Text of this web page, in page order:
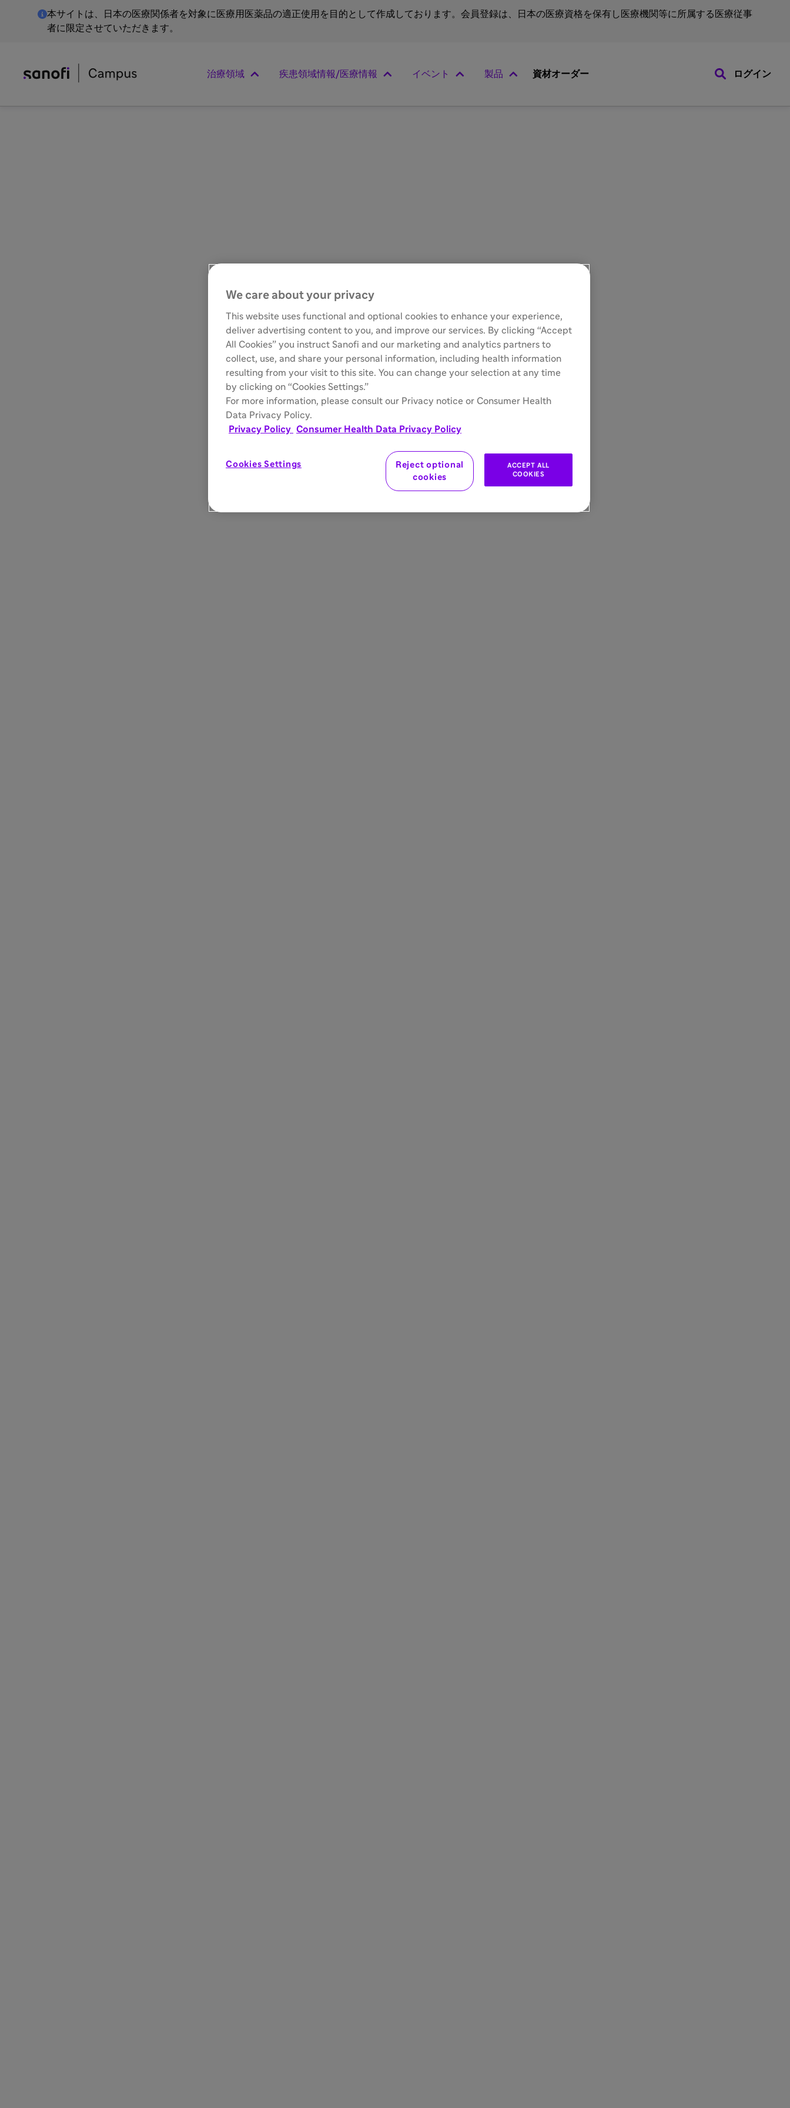
本サイトは、日本の医療関係者を対象に医療用医薬品の適正使用を目的として作成しております。会員登録は、日本の医療資格を保有し医療機関等に所属する医療従事
者に限定させていただきます。
治療領域 疾患領域情報/医療情報 イベント 製品 資材オーダー ログイン
We care about your privacy
This website uses functional and optional cookies to enhance your experience,
deliver advertising content to you, and improve our services. By clicking “Accept
All Cookies” you instruct Sanofi and our marketing and analytics partners to
collect, use, and share your personal information, including health information
resulting from your visit to this site. You can change your selection at any time
by clicking on “Cookies Settings.”
For more information, please consult our Privacy notice or Consumer Health
Data Privacy Policy.
Privacy Policy Consumer Health Data Privacy Policy
Cookies Settings
Reject optional
cookies
ACCEPT ALL
COOKIES